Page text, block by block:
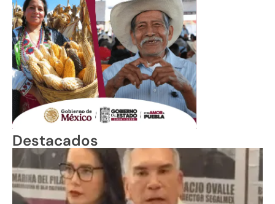
Destacados